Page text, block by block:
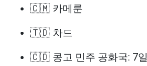
🇨🇲 카메룬
🇹🇩 차드
🇨🇩 콩고 민주 공화국: 7일